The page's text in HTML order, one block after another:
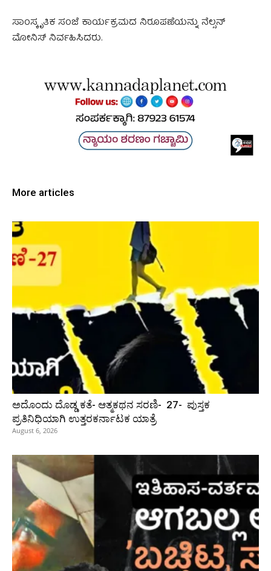
ಸಾಂಸ್ಕೃತಿಕ ಸಂಜೆ ಕಾರ್ಯಕ್ರಮದ ನಿರೂಪಣೆಯನ್ನು ನೆಲ್ಸನ್
ಮೋನಿಸ್ ನಿರ್ವಹಿಸಿದರು.
More articles
ಅದೊಂದು ದೊಡ್ಡ ಕತೆ- ಆತ್ಮಕಥನ ಸರಣಿ- 27- ಪುಸ್ತಕ
ಪ್ರತಿನಿಧಿಯಾಗಿ ಉತ್ತರಕರ್ನಾಟಕ ಯಾತ್ರೆ
August 6, 2026